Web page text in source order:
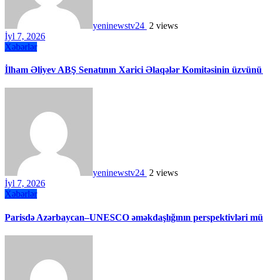
yeninewstv24 2 views
İyl 7, 2026
Xəbərlər
İlham Əliyev ABŞ Senatının Xarici Əlaqələr Komitəsinin
yeninewstv24 2 views
İyl 7, 2026
Xəbərlər
Parisdə Azərbaycan–UNESCO əməkdaşlığının perspektivləri